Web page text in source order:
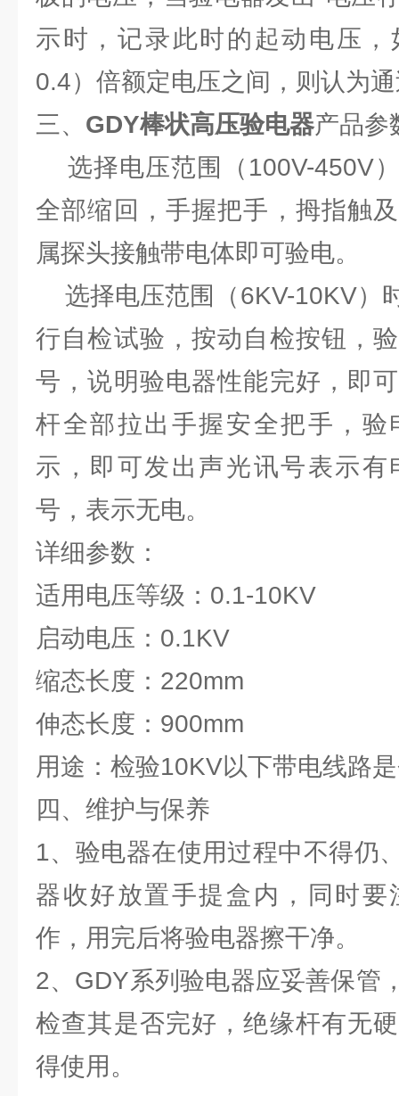
示时，记录此时的起动电压
0.4）倍额定电压之间，则认为
三、 GDY棒状高压验电器产品参
选择电压范围（100V-450V
全部缩回，手握把手，拇指触
属探头接触带电体即可验电。
选择电压范围（6KV-10KV）
行自检试验，按动自检按钮，
号，说明验电器性能完好，即
杆全部拉出手握安全把手，验
示，即可发出声光讯号表示
号，表示无电。
详细参数：
适用电压等级：0.1-10KV
启动电压：0.1KV
缩态长度：220mm
伸态长度：900mm
用途：检验10KV以下带电线路
四、维护与保养
1、验电器在使用过程中不得仍
器收好放置手提盒内，同时
作，用完后将验电器擦干净。
2、GDY系列验电器应妥善保管
检查其是否完好，绝缘杆有无
得使用。